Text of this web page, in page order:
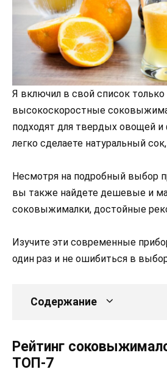
Я включил в свой список
высокоскоростные
подходят для твердых овощей
легко сделаете натуральный
Несмотря на подробный выбор
вы также найдете дешевые и
соковыжималки, достойные
Изучите эти современные
один раз и не ошибиться в
Содержание
Рейтинг
ТОП-7